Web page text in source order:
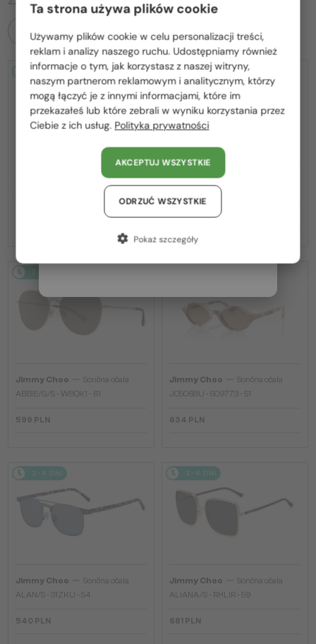
WSZYSTKIE PRODUKTY
2-4 DNI
Sončna očala
2-4 DNI
Jimmy Choo—
JC4012 - 300620 - 60
657 PLN
2-4 DNI
Jimmy Choo
Sončna očala
ABBIE/G/S - W8QK1 - 61
599 PLN
Jimmy Choo
Sončna očala
JC5068U - 509773 - 51
634 PLN
2-4 DNI
Jimmy Choo
Sončna očala
ALAN/S - 31ZKU - 54
540 PLN
2-4 DNI
Jimmy Choo
Sončna očala
ALIANA/S - RHLIR - 59
681 PLN
Proszę wybierz z listy odpowiedni dla Ciebie kraj:
Polska / PL
România / RO
Magyarország / HU
United Arab Emirates / EN
Austria / AT
Niemcy / DE
Ta strona używa plików cookie
Używamy plików cookie w celu personalizacji treści,
reklam i analizy naszego ruchu. Udostępniamy również
informacje o tym, jak korzystasz z naszej witryny,
naszym partnerom reklamowym i analitycznym, którzy
mogą łączyć je z innymi informacjami, które im
przekazałeś lub które zebrali w wyniku korzystania przez
Ciebie z ich usług. Polityka prywatności
AKCEPTUJ WSZYSTKIE
ODRZUĆ WSZYSTKIE
Pokaż szczegóły